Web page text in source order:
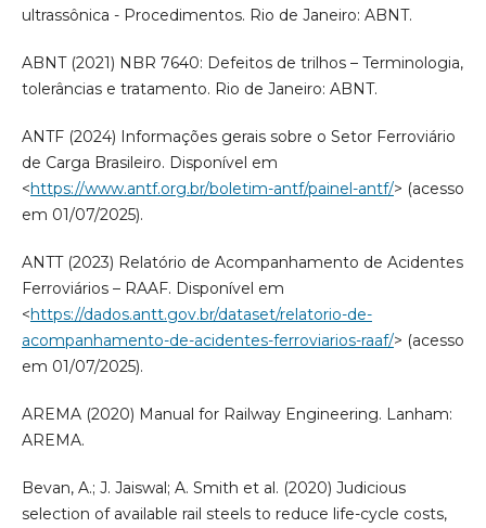
ultrassônica - Procedimentos. Rio de Janeiro: ABNT.
ABNT (2021) NBR 7640: Defeitos de trilhos – Terminologia,
tolerâncias e tratamento. Rio de Janeiro: ABNT.
ANTF (2024) Informações gerais sobre o Setor Ferroviário
de Carga Brasileiro. Disponível em
<https://www.antf.org.br/boletim-antf/painel-antf/> (acesso
em 01/07/2025).
ANTT (2023) Relatório de Acompanhamento de Acidentes
Ferroviários – RAAF. Disponível em
<https://dados.antt.gov.br/dataset/relatorio-de-
acompanhamento-de-acidentes-ferroviarios-raaf/> (acesso
em 01/07/2025).
AREMA (2020) Manual for Railway Engineering. Lanham:
AREMA.
Bevan, A.; J. Jaiswal; A. Smith et al. (2020) Judicious
selection of available rail steels to reduce life-cycle costs,